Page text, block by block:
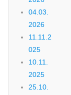
04.03.
2026
11.11.2
025
10.11.
2025
25.10.